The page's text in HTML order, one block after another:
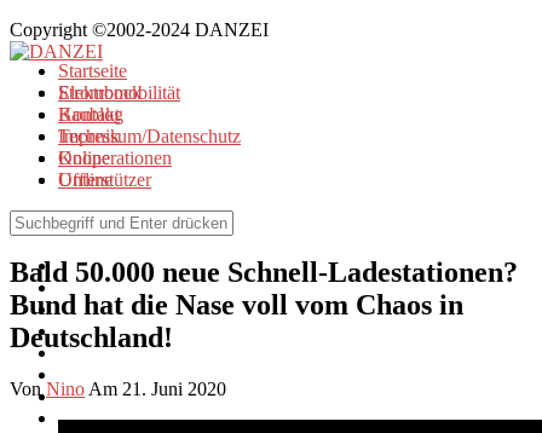
Copyright ©2002-2024 DANZEI
Startseite
Strombock
Kontakt
Impressum/Datenschutz
Kooperationen
Unterstützer
Elektromobilität
Baublog
Technik
Online
Offline
Elektromobilität
Bald 50.000 neue Schnell-Ladestationen?
Bund hat die Nase voll vom Chaos in
Deutschland!
Von Nino Am 21. Juni 2020